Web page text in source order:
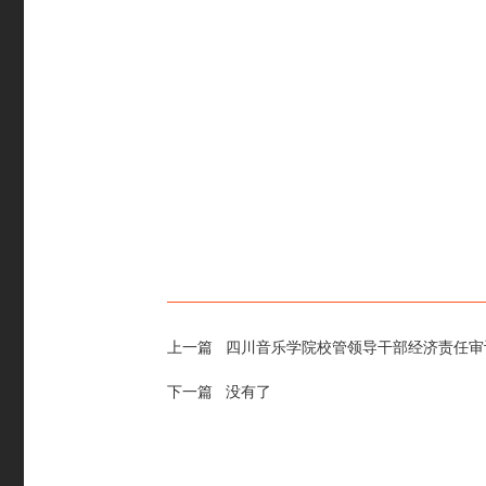
上一篇 四川音乐学院校管领导干部经济责任
下一篇 没有了